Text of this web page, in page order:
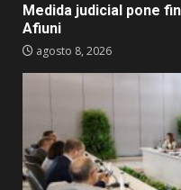
Medida judicial pone
Afiuni
agosto 8, 2026